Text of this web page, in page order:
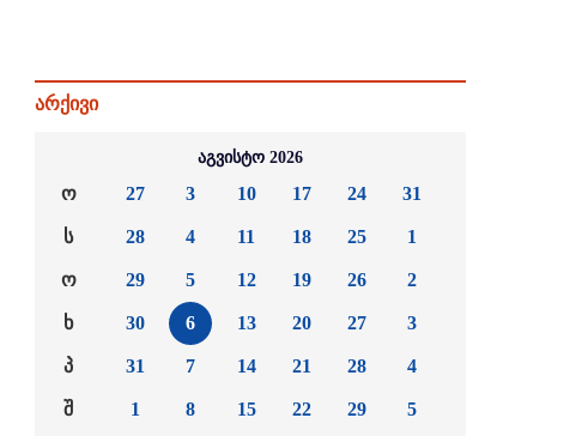
არქივი
აგვისტო 2026
ო
ს
ო
ხ
პ
შ
27
28
29
30
31
1
3
4
5
6
7
8
10
11
12
13
14
15
17
18
19
20
21
22
24
25
26
27
28
29
31
1
2
3
4
5